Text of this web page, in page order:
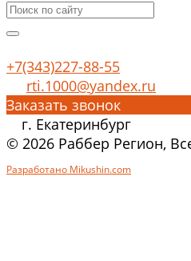
+7(343)227-88-55
rti.1000@yandex.ru
Заказать звонок
г. Екатеринбург
© 2026 Раббер Регион,
Разработано Mikushin.com